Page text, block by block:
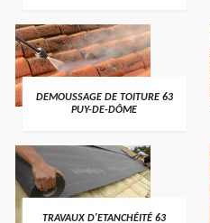
DEMOUSSAGE DE TOITURE 63
PUY-DE-DÔME
TRAVAUX D'ETANCHÉITÉ 63